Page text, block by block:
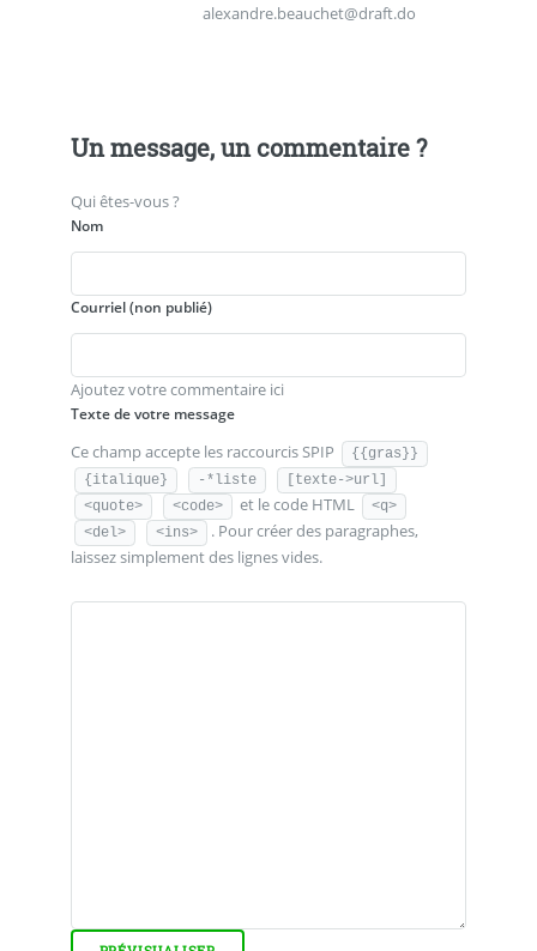
alexandre.beauchet@draft.do
Un message, un commentaire ?
Qui êtes-vous ?
Nom
Courriel (non publié)
Ajoutez votre commentaire ici
Texte de votre message
Ce champ accepte les raccourcis SPIP
{{gras}}
{italique}
-*liste
[texte->url]
<quote>
<code> et le code HTML
<q>
<del>
<ins>
. Pour créer des paragraphes,
laissez simplement des lignes vides.